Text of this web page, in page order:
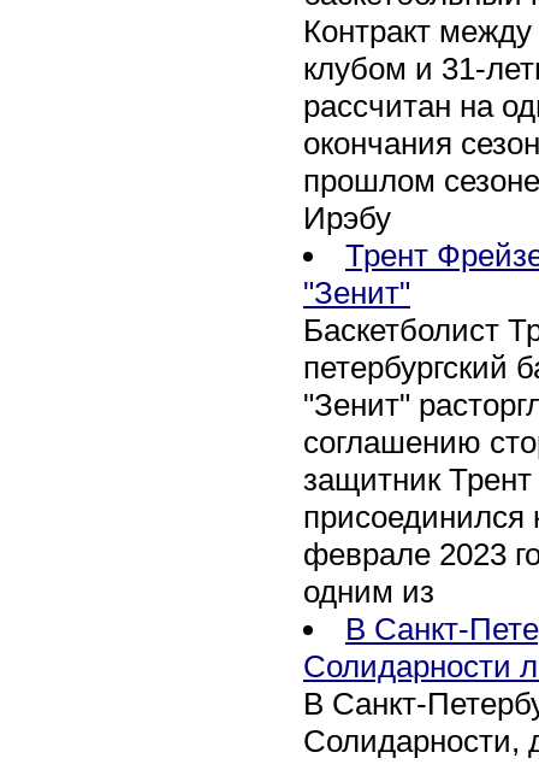
Контракт между
клубом и 31-
рассчитан на
окончания
прошлом
Ирэбу
Трент
"Зенит"
Баскетболист
петербургский
"Зенит"
соглашению
защитник
присоединился
феврале 2023
одним из
В Санкт-
Солидарности
В Санкт-
Солидарности,